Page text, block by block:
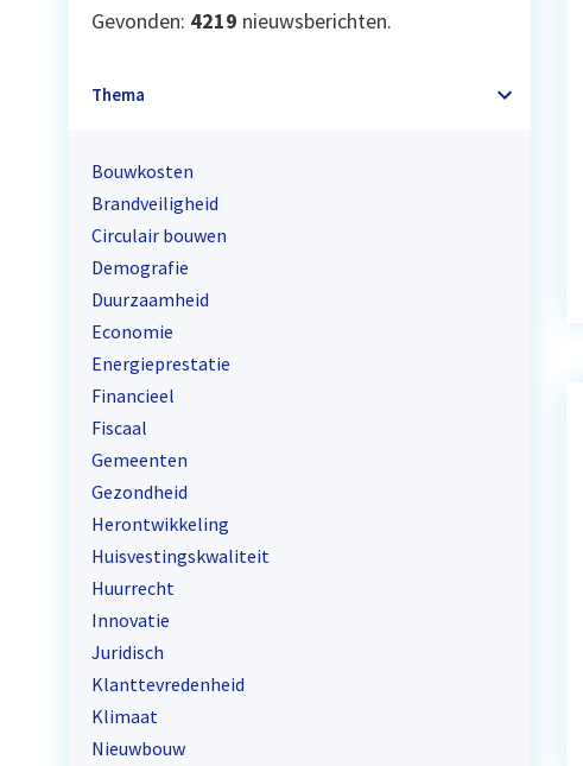
Gevonden: 4219 nieuwsberichten.
Thema
Bouwkosten
Brandveiligheid
Circulair bouwen
Demografie
Duurzaamheid
Economie
Energieprestatie
Financieel
Fiscaal
Gemeenten
Gezondheid
Herontwikkeling
Huisvestingskwaliteit
Huurrecht
Innovatie
Juridisch
Klanttevredenheid
Klimaat
Nieuwbouw